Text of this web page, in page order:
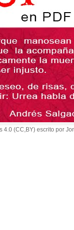
(CC,BY) escrito por